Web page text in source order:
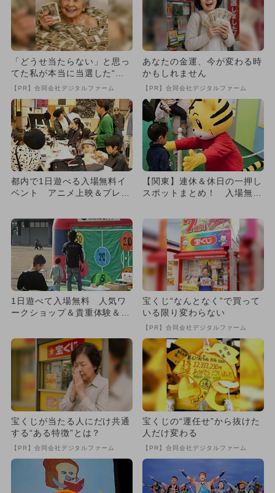
「どうせ当たらない」と思っ
てた私が本当に当選した“買
い方”がこれ
【PR】合同会社デジタルファーム
あなたの金運、今が変わる時
かもしれません
【PR】合同会社デジタルファーム
都内で1日遊べる入場無料イ
ベント アニメ上映＆プレー
【関東】連休＆休日の一押し
スポットまとめ！ 入場無料
1日遊べて入場無料 人気ワ
ークショップ＆貴重体験＆ス
宝くじ“なんとなく”で買って
いる限り変わらない
【PR】合同会社デジタルファーム
宝くじが当たる人にだけ共通
する“ある特徴”とは？
【PR】合同会社デジタルファーム
宝くじの“運任せ”から抜けた
人だけ変わる
【PR】合同会社デジタルファーム